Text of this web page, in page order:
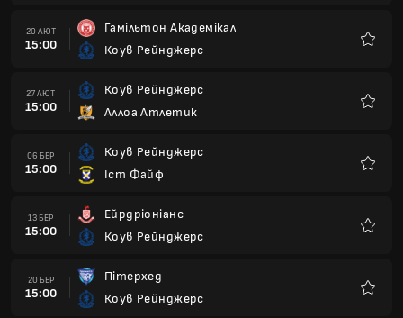
20 ЛЮТ
15:00
Гамільтон Академікал
Коув Рейнджерс
27 ЛЮТ
15:00
Коув Рейнджерс
Аллоа Атлетик
06 БЕР
15:00
Коув Рейнджерс
Іст Файф
13 БЕР
15:00
Ейрдріоніанс
Коув Рейнджерс
20 БЕР
15:00
Пітерхед
Коув Рейнджерс